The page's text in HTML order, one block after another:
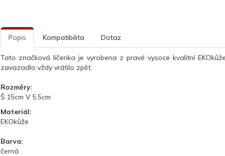
Popis Kompatibilita Dotaz
Tato značková líčenka je vyrobena z pravé vysoce kvalitní EKOkůže
zavazadlo vždy vrátilo zpět.
Rozměry:
Š 15cm V 5,5cm
Materiál:
EKOkůže
Barva:
černá